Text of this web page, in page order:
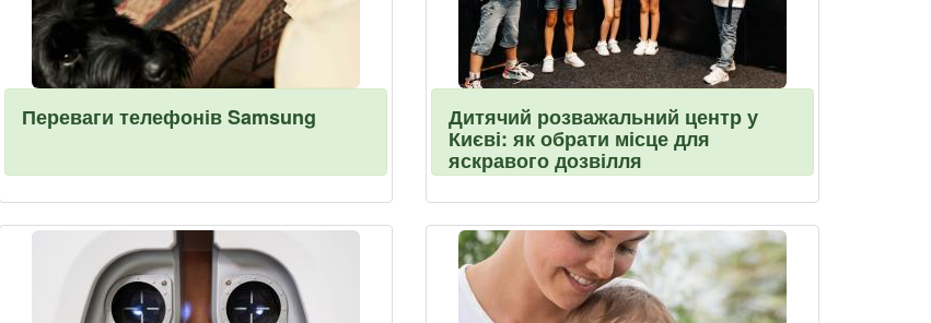
Переваги телефонів Samsung Дитячий розважальний центр у
Києві: як обрати місце для
яскравого дозвілля